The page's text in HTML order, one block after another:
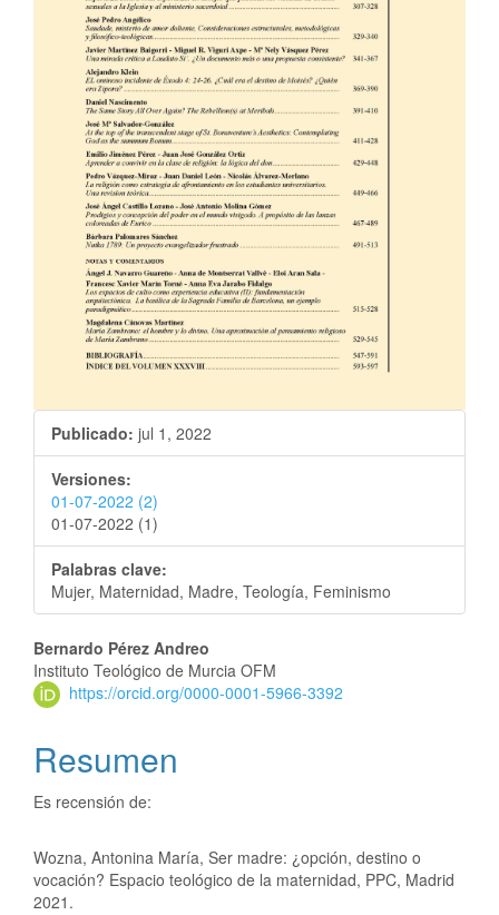
Publicado: jul 1, 2022
Versiones:
01-07-2022 (2)
01-07-2022 (1)
Palabras clave:
Mujer, Maternidad, Madre, Teología, Feminismo
Bernardo Pérez Andreo
Instituto Teológico de Murcia OFM
https://orcid.org/0000-0001-5966-3392
Resumen
Es recensión de:
Wozna, Antonina María, Ser madre: ¿opción, destino o
vocación? Espacio teológico de la maternidad, PPC, Madrid
2021.